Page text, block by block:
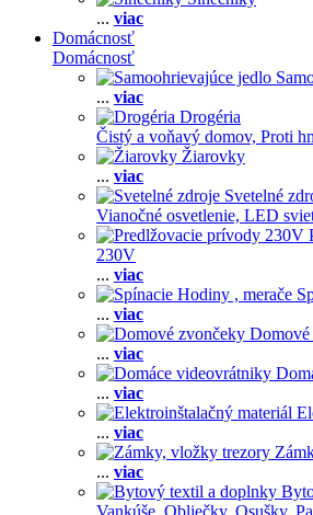
... viac
Domácnosť
Domácnosť
... viac
Drogéria
Čistý a voňavý domov, Proti
Žiarovky
... viac
Svetelné
Vianočné osvetlenie, LED
230V
... viac
... viac
... viac
... viac
... viac
... viac
Vankúše, Obliečky, Osušky,